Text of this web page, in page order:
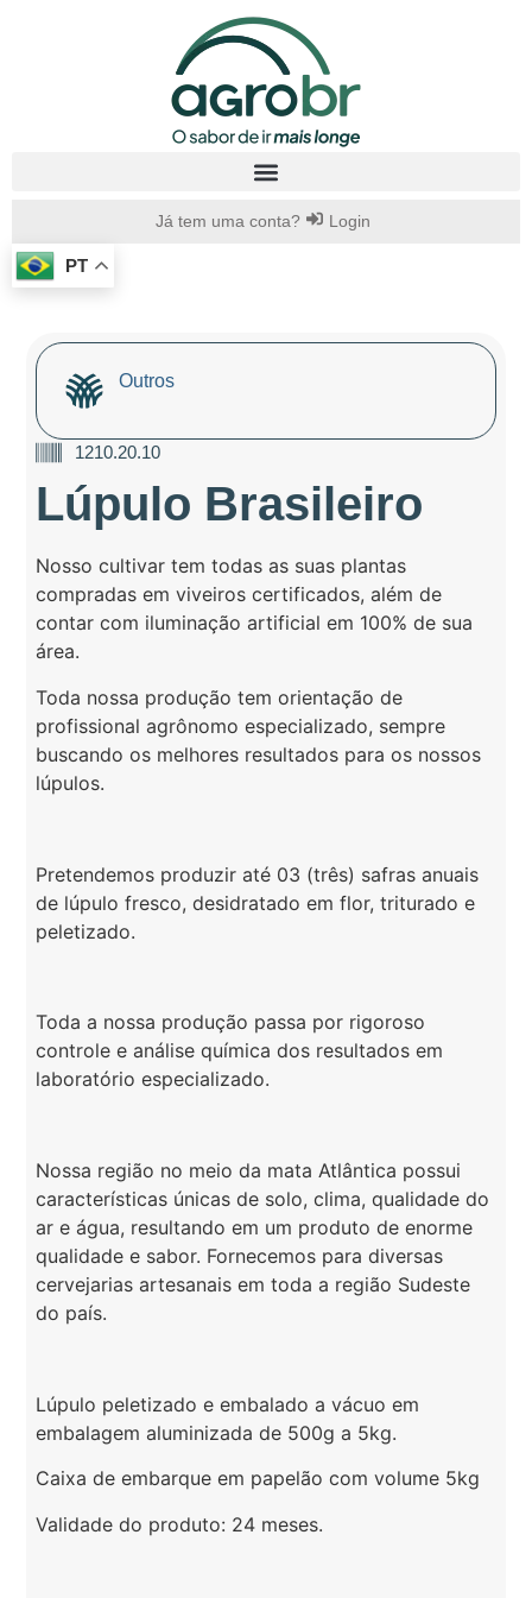
Já tem uma conta? Login
PT
Outros
1210.20.10
Lúpulo Brasileiro
Nosso cultivar tem todas as suas plantas
compradas em viveiros certificados, além de
contar com iluminação artificial em 100% de sua
área.
Toda nossa produção tem orientação de
profissional agrônomo especializado, sempre
buscando os melhores resultados para os nossos
lúpulos.
Pretendemos produzir até 03 (três) safras anuais
de lúpulo fresco, desidratado em flor, triturado e
peletizado.
Toda a nossa produção passa por rigoroso
controle e análise química dos resultados em
laboratório especializado.
Nossa região no meio da mata Atlântica possui
características únicas de solo, clima, qualidade do
ar e água, resultando em um produto de enorme
qualidade e sabor. Fornecemos para diversas
cervejarias artesanais em toda a região Sudeste
do país.
Lúpulo peletizado e embalado a vácuo em
embalagem aluminizada de 500g a 5kg.
Caixa de embarque em papelão com volume 5kg
Validade do produto: 24 meses.